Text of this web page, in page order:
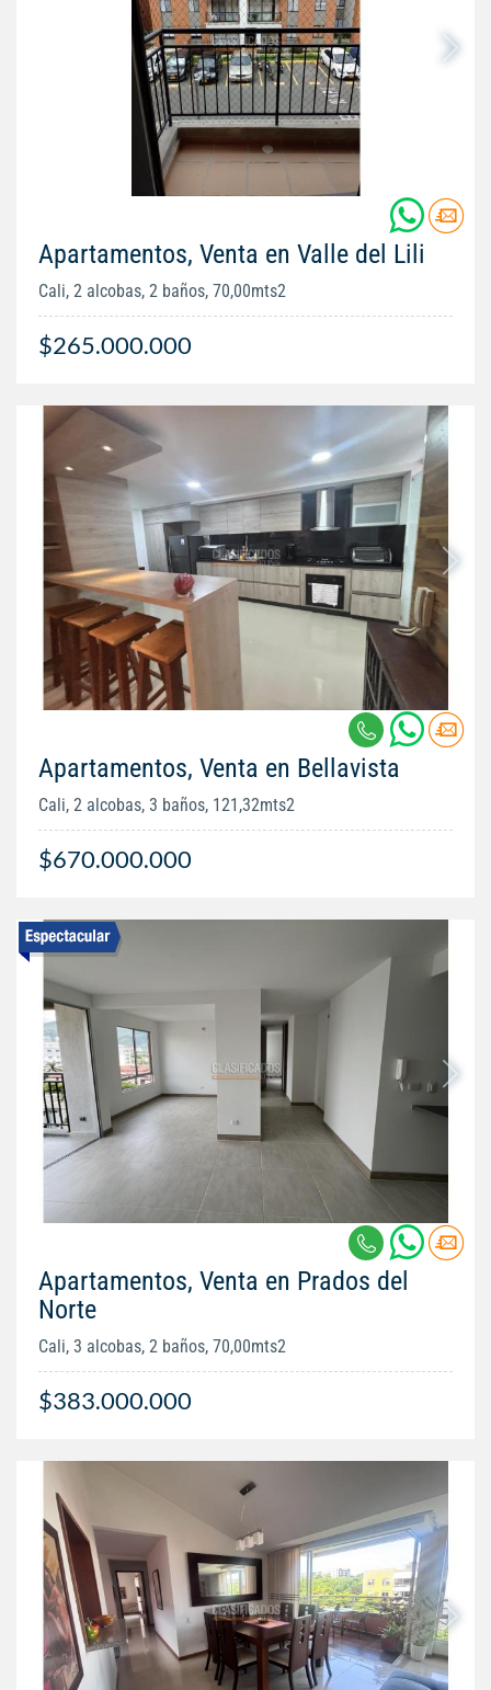
Apartamentos, Venta en Valle del Lili
Cali, 2 alcobas, 2 baños, 70,00mts2
$265.000.000
Apartamentos, Venta en Bellavista
Cali, 2 alcobas, 3 baños, 121,32mts2
$670.000.000
Apartamentos, Venta en Prados del
Norte
Cali, 3 alcobas, 2 baños, 70,00mts2
$383.000.000